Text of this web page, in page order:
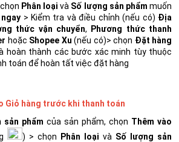
chọn Phân loại và Số lượng sản phẩm muốn
ngay > Kiểm tra và điều chỉnh (nếu có) Địa
thức vận chuyển,
Phương thức thanh
hoặc Shopee Xu(nếu có)> chọn Đặt hàng
hoàn thành các bước xác minh tùy thuộc
toán để hoàn tất việc đặt hàng
Giỏ hàng trước khi thanh toán
sản phẩm của sản phẩm, chọn Thêm vào
) > chọn Phân loại và Số lượng sản